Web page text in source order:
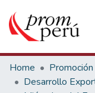
Communities &
All of DSpace
Home
Desarrollo